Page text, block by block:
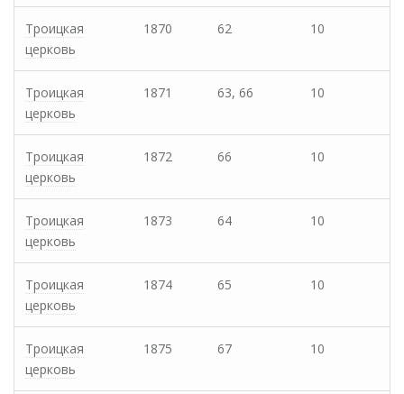
Троицкая
церковь
1870 62 10
Троицкая
церковь
1871 63, 66 10
Троицкая
церковь
1872 66 10
Троицкая
церковь
1873 64 10
Троицкая
церковь
1874 65 10
Троицкая
церковь
1875 67 10